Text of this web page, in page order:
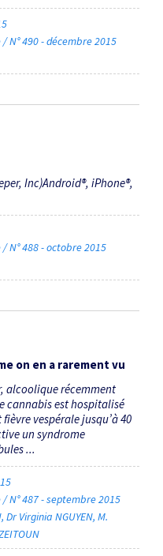
N° 490 - décembre 2015
Inc)Android®, iPhone®,
N° 488 - octobre 2015
on en a rarement vu
alcoolique récemment
cannabis est hospitalisé
vespérale jusqu’à 40
un syndrome
...
N° 487 - septembre 2015
Dr Virginia NGUYEN M.